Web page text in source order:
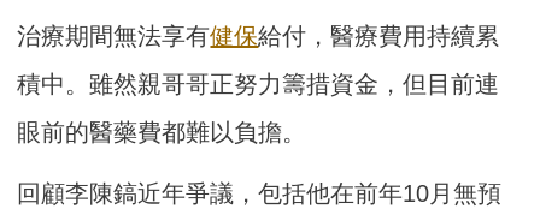
治療期間無法享有健保給付，醫療費用持續累
積中。雖然親哥哥正努力籌措資金，但目前連
眼前的醫藥費都難以負擔。
回顧李陳鎬近年爭議，包括他在前年10月無預